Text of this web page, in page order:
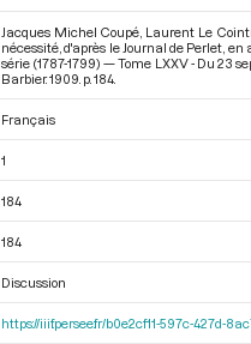
Jacques Michel Coupé, Laurent Le
nécessité, d'après le Journal de Perlet,
série (1787-1799) — Tome LXXV - Du 23
Barbier. 1909. p. 184.
Français
1
184
184
Discussion
https://iiif.persee.fr/b0e2cf11-597c-427d-